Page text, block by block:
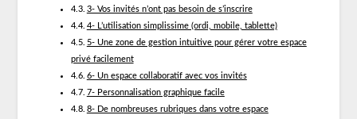
3- Vos invités n’ont pas besoin de s’inscrire
4- L’utilisation simplissime (ordi, mobile, tablette)
5- Une zone de gestion intuitive pour gérer votre espace
privé facilement
6- Un espace collaboratif avec vos invités
7- Personnalisation graphique facile
8- De nombreuses rubriques dans votre espace